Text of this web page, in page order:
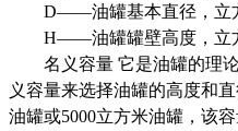
D——油罐基本直径，立
H——油罐罐壁高度，立
名义容量 它是油罐的理
义容量来选择油罐的高度和
油罐或5000立方米油罐，该容